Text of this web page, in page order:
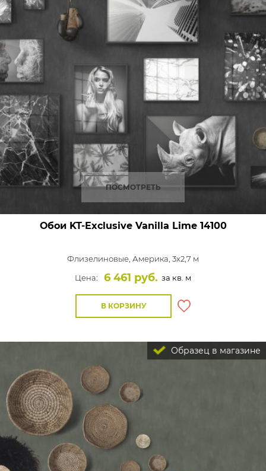
ПОСМОТРЕТЬ
Обои KT-Exclusive Vanilla Lime14100
Флизелиновые, Америка, 3x2,7 м
Цена:
6 461 руб. за кв. м
В КОРЗИНУ
Образец в магазине